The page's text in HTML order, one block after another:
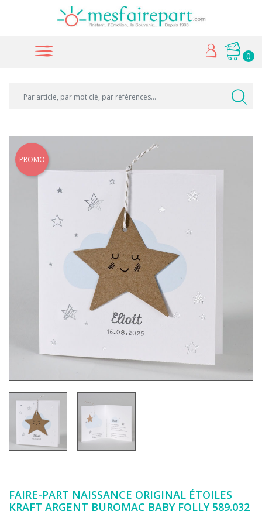
0
PROMO
FAIRE-PART NAISSANCE ORIGINAL ÉTOILES
KRAFT ARGENT BUROMAC BABY FOLLY 589.032